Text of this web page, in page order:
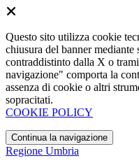
Questo sito utilizza cookie
chiusura del banner
contraddistinto dalla X o
navigazione" comporta la
assenza di cookie o altri
sopracitati.
COOKIE POLICY
Continua la navigazione
Regione Umbria